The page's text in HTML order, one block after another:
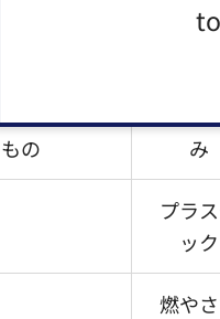
燃や
汚れている
もの
燃や
み
プラ
ック
燃や